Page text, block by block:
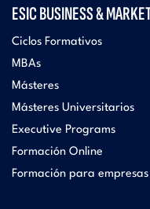
ESIC BUSINESS &
Ciclos Formativos
MBAs
Másteres
Másteres Universitarios
Executive Programs
Formación Online
Formación para empresas